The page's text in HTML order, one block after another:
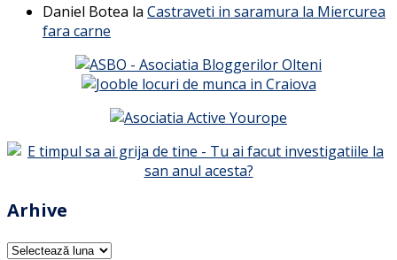
Daniel Botea la Castraveti in saramura la Miercurea
fara carne
Arhive
Arhive